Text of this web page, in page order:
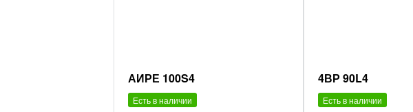
АИРЕ 100S4
Есть в наличии
4ВР 90L4
Есть в наличии